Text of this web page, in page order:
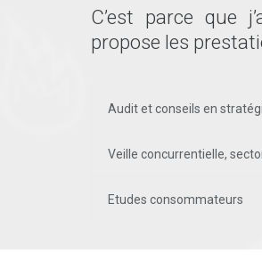
C’est parce que
propose les
Audit et conseils en
Veille concurrentielle,
Etudes consommateurs